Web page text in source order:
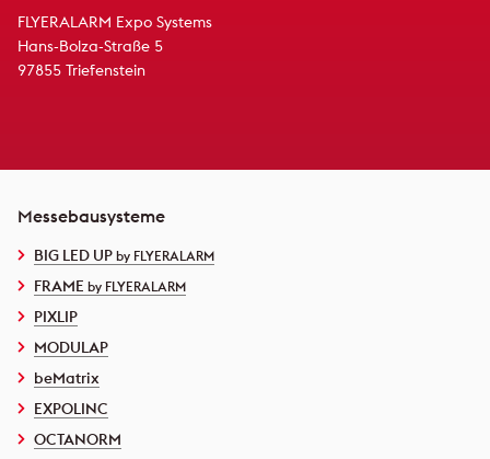
FLYERALARM Expo Systems
Hans-Bolza-Straße 5
97855 Triefenstein
Messebausysteme
BIG LED UP by FLYERALARM
FRAME by FLYERALARM
PIXLIP
MODULAP
beMatrix
EXPOLINC
OCTANORM